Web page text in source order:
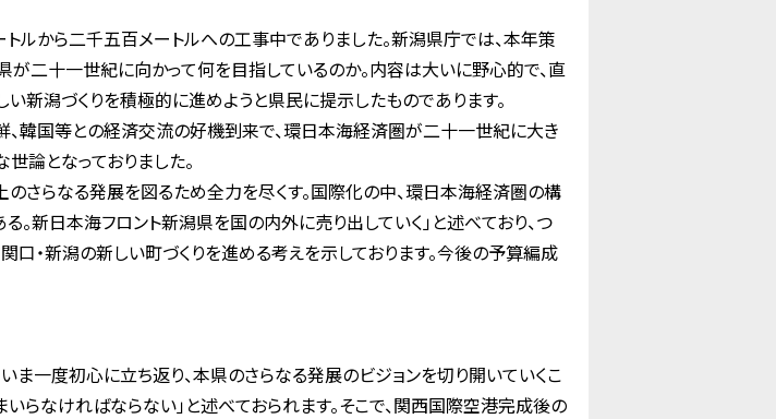
ルから二千五百メートルへの工事中でありました。新潟県庁では、本年策
二十一世紀に向かって何を目指しているのか。内容は大いに野心的で、直
新潟づくりを積極的に進めようと県民に提示したものであります。
、韓国等との経済交流の好機到来で、環日本海経済圏が二十一世紀に大き
論となっておりました。
さらなる発展を図るため全力を尽くす。国際化の中、環日本海経済圏の構
新日本海フロント新潟県を国の内外に売り出していく」と述べており、つ
口・新潟の新しい町づくりを進める考えを示しております。今後の予算編成
一度初心に立ち返り、本県のさらなる発展のビジョンを切り開いていくこ
らなければならない」と述べておられます。そこで、関西国際空港完成後の